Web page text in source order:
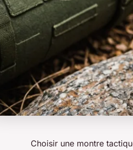
Choisir une montre